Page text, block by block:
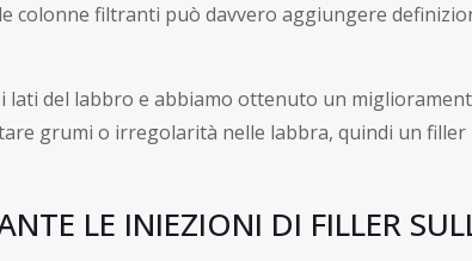
colonne filtranti può davvero aggiungere
lati del labbro e abbiamo ottenuto un
grumi o irregolarità nelle labbra, quindi un
LE INIEZIONI DI FILLER